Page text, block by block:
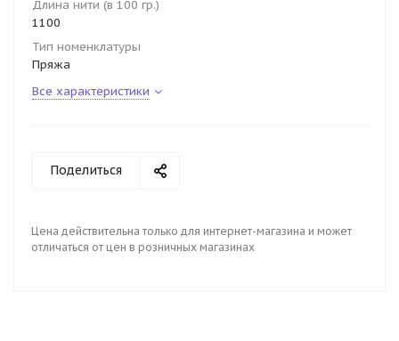
Длина нити (в 100 гр.)
1100
Тип номенклатуры
Пряжа
Все характеристики
Поделиться
Цена действительна только для интернет-магазина и может
отличаться от цен в розничных магазинах